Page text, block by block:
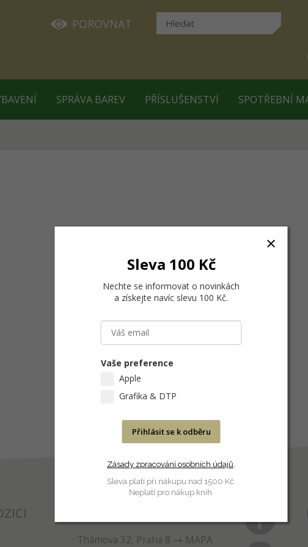
POROVNAT
SPRÁVA BAREV PŘÍSLUŠENSTVÍ SPOTŘEBNÍ
Thámova 32, Praha 8
MAPA
Sleva 100 Kč
Nechte se informovat o novinkách
a získejte navíc slevu 100 Kč.
Vaše preference
Apple
Grafika & DTP
Přihlásit se k odběru
Zásady zpracování osobních údajů.
Sleva platí při nákupu nad 1500 Kč.
Neplatí pro nákup knih.